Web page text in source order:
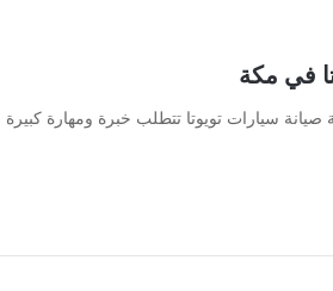
في مكة
سيارات تويوتا تتطلب خبرة ومهارة